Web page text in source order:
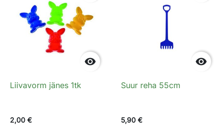

Liivavorm jänes 1tk
2,00 €

Suur reha 55cm
5,90 €